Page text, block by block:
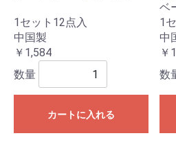
1セット12点入
中国製
￥1,584
数量
カートに入れる
ベ
1
中
￥
数